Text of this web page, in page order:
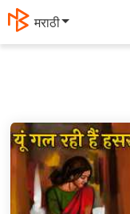
मराठी